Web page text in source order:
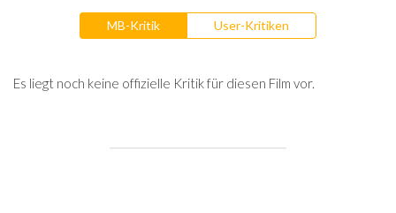
MB-Kritik User-Kritiken
Es liegt noch keine offizielle Kritik für diesen Film vor.